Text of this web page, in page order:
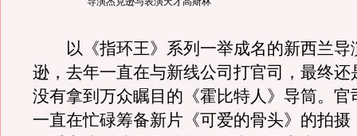
以《指环王》系列一举成名的新西兰导
逊，去年一直在与新线公司打官司，最终还
没有拿到万众瞩目的《霍比特人》导筒。官
一直在忙碌筹备新片《可爱的骨头》的拍摄